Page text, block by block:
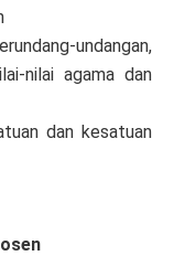
undangan,
nilai agama dan
dan kesatuan